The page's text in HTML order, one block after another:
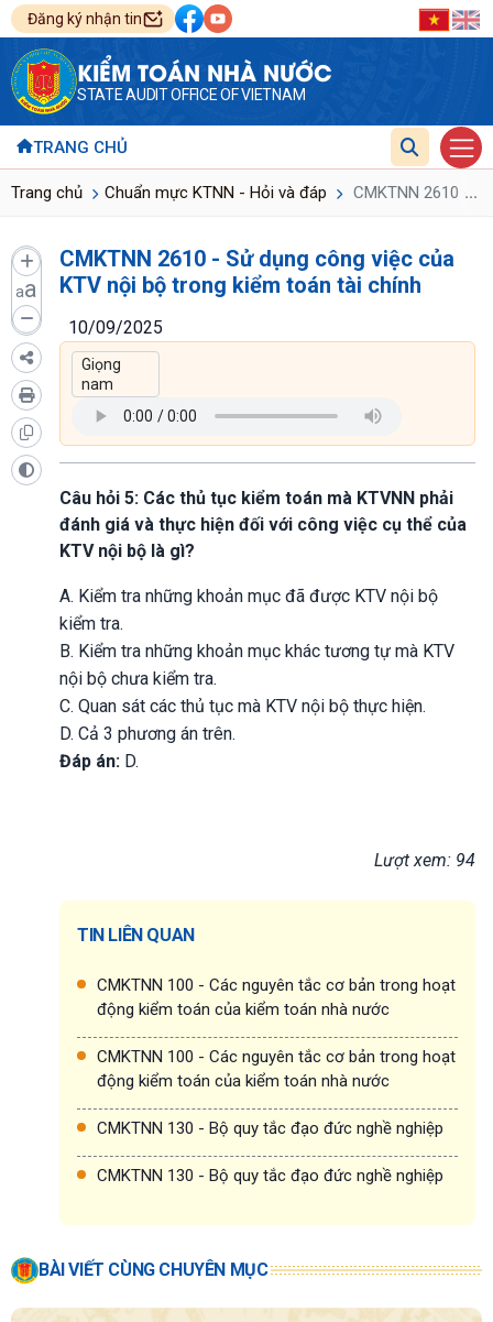
Đăng ký nhận tin
KIỂM TOÁN NHÀ NƯỚC
STATE AUDIT OFFICE OF VIETNAM
TRANG CHỦ
Trang chủ Chuẩn mực KTNN - Hỏi và đáp CMKTNN 2610 -...
aa
CMKTNN 2610 - Sử dụng công việc của
KTV nội bộ trong kiểm toán tài chính
10/09/2025
Câu hỏi 5: Các thủ tục kiểm toán mà KTVNN phải
đánh giá và thực hiện đối với công việc cụ thể của
KTV nội bộ là gì?
A. Kiểm tra những khoản mục đã được KTV nội bộ
kiểm tra.
B. Kiểm tra những khoản mục khác tương tự mà KTV
nội bộ chưa kiểm tra.
C. Quan sát các thủ tục mà KTV nội bộ thực hiện.
D. Cả 3 phương án trên.
Đáp án: D.
Lượt xem: 94
TIN LIÊN QUAN
CMKTNN 100 - Các nguyên tắc cơ bản trong hoạt
động kiểm toán của kiểm toán nhà nước
CMKTNN 100 - Các nguyên tắc cơ bản trong hoạt
động kiểm toán của kiểm toán nhà nước
CMKTNN 130 - Bộ quy tắc đạo đức nghề nghiệp
CMKTNN 130 - Bộ quy tắc đạo đức nghề nghiệp
BÀI VIẾT CÙNG CHUYÊN MỤC